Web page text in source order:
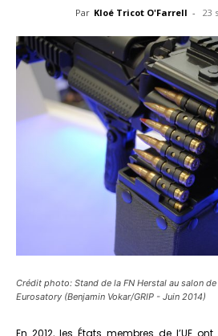
Par Kloé Tricot O'Farrell - 23
Crédit photo: Stand de la FN Herstal au salon
Eurosatory (Benjamin Vokar/GRIP - Juin 2014)
En 2012, les États membres de l’UE